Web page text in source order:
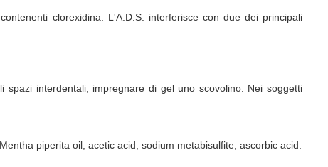
clorexidina. L'A.D.S. interferisce con due dei principali
interdentali, impregnare di gel uno scovolino. Nei soggetti
piperita oil, acetic acid, sodium metabisulfite, ascorbic acid.